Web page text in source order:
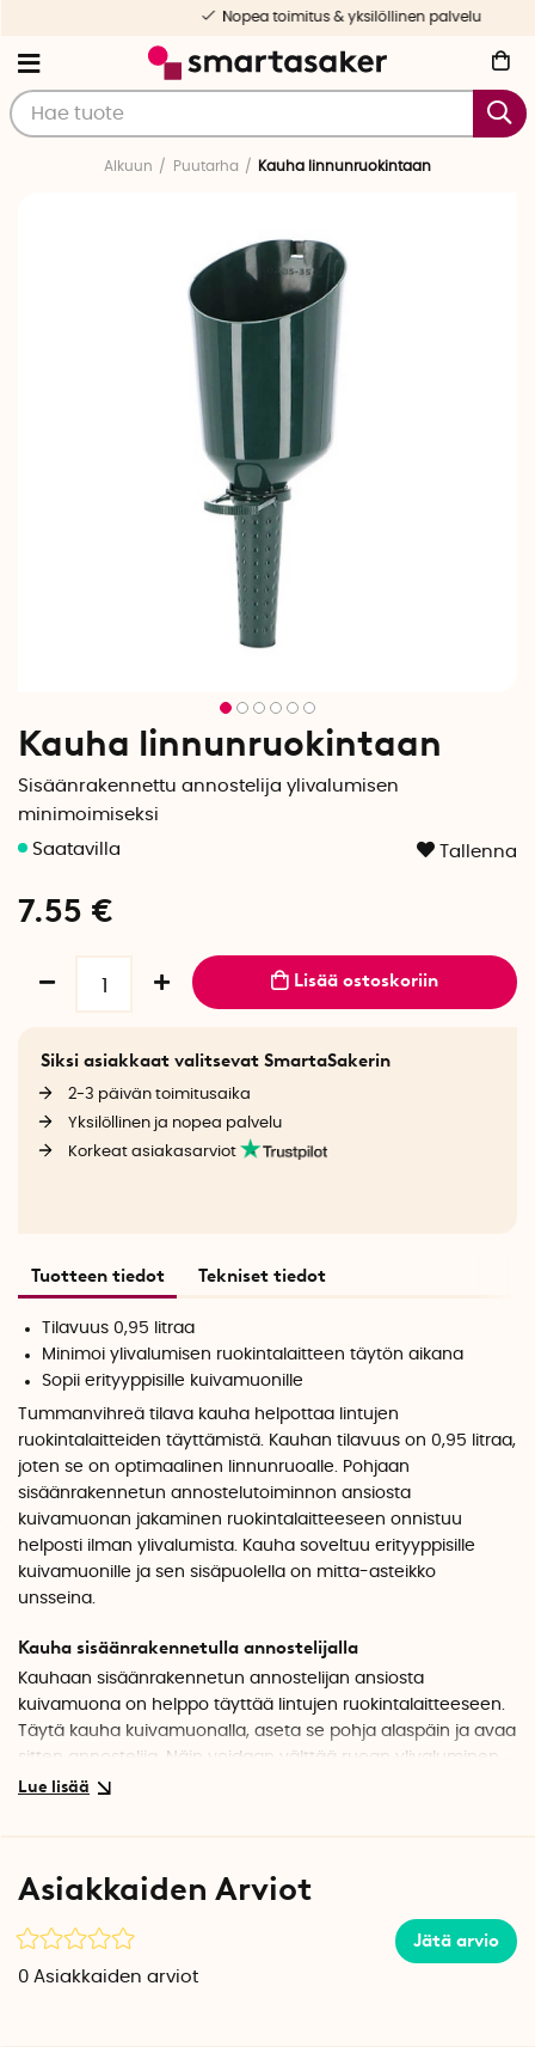
Nopea toimitus & yksilöllinen palvelu
Alkuun Puutarha Kauha linnunruokintaan
Kauha linnunruokintaan
Sisäänrakennettu annostelija ylivalumisen
minimoimiseksi
Tallenna
7.55 €
Lisää ostoskoriin
Siksi asiakkaat valitsevat SmartaSakerin
2-3 päivän toimitusaika
Yksilöllinen ja nopea palvelu
Korkeat asiakasarviot
Tuotteen tiedot Tekniset tiedot
Tilavuus 0,95 litraa
Minimoi ylivalumisen ruokintalaitteen täytön aikana
Sopii erityyppisille kuivamuonille
Tummanvihreä tilava kauha helpottaa lintujen
ruokintalaitteiden täyttämistä. Kauhan tilavuus on 0,95 litraa,
joten se on optimaalinen linnunruoalle. Pohjaan
sisäänrakennetun annostelutoiminnon ansiosta
kuivamuonan jakaminen ruokintalaitteeseen onnistuu
helposti ilman ylivalumista. Kauha soveltuu erityyppisille
kuivamuonille ja sen sisäpuolella on mitta-asteikko
unsseina.
Kauha sisäänrakennetulla annostelijalla
Kauhaan sisäänrakennetun annostelijan ansiosta
kuivamuona on helppo täyttää lintujen ruokintalaitteeseen.
Täytä kauha kuivamuonalla, aseta se pohja alaspäin ja avaa
sitten annostelija. Näin voidaan välttää ruoan ylivaluminen
ja mahdollistaa tarkka annostelu. Nauti lintujen vierailusta
Kauhan 0,95 litran tilavuuden ansiosta se on ihanteellinen
useimmille linnunruoille. Reilun koon ansiosta kauhaa
tarvitsee täyttää harvemmin ja sen kevyt paino tekee siitä
helppokäyttöisen.
Asiakkaiden Arviot
Jätä arvio
0 Asiakkaiden arviot